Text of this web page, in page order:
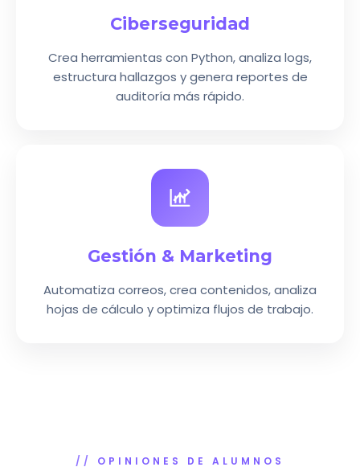
Ciberseguridad
Crea herramientas con Python, analiza logs,
estructura hallazgos y genera reportes de
auditoría más rápido.
Gestión & Marketing
Automatiza correos, crea contenidos, analiza
hojas de cálculo y optimiza flujos de trabajo.
OPINIONES DE ALUMNOS